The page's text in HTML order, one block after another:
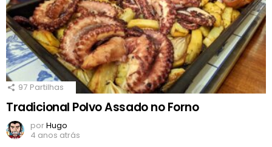
97 Partilhas
Tradicional Polvo Assado no Forno
porHugo
4 anos atrás